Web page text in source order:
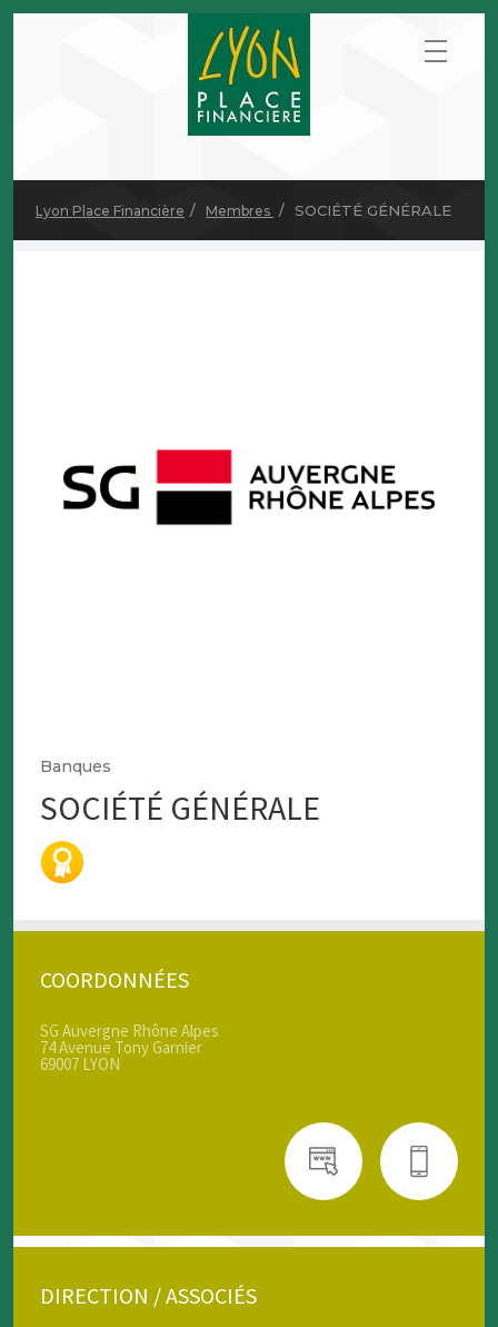
Lyon Place Financière Membres SOCIÉTÉ GÉNÉRALE
Banques
SOCIÉTÉ GÉNÉRALE
COORDONNÉES
SG Auvergne Rhône Alpes
74 Avenue Tony Garnier
69007 LYON
DIRECTION / ASSOCIÉS